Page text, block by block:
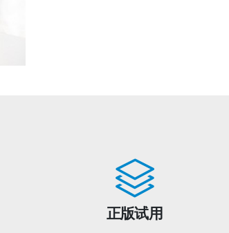
正版试用